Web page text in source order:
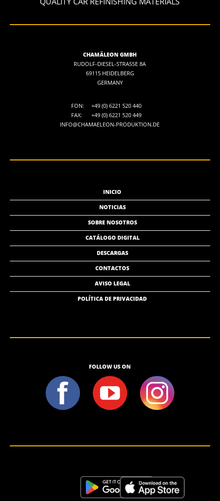
CHAMÄLEON GMBH
RUDOLF-DIESEL-STRASSE 8A
69115 HEIDELBERG
GERMANY
FON:
+49 (0) 6221 520 440
FAX:
+49 (0) 6221 520 449
INFO@CHAMAELEON-PRODUKTION.DE
INICIO
NOTICIAS
SOBRE NOSOTROS
CATÁLOGO DIGITAL
DESCARGAS
CONTACTOS
AVISO LEGAL
POLÍTICA DE PRIVACIDAD
FOLLOW US ON